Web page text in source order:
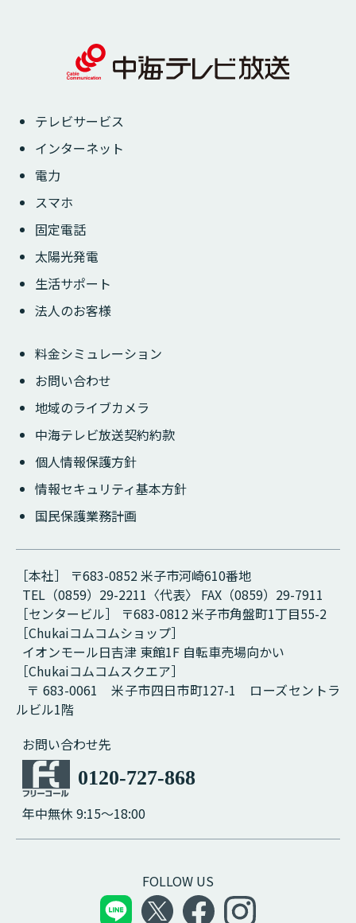
テレビサービス
インターネット
電力
スマホ
固定電話
太陽光発電
生活サポート
法人のお客様
料金シミュレーション
お問い合わせ
地域のライブカメラ
中海テレビ放送契約約款
個人情報保護方針
情報セキュリティ基本方針
国民保護業務計画
［本社］ 〒683-0852 米子市河崎610番地
TEL（0859）29-2211〈代表〉 FAX（0859）29-7911
［センタービル］ 〒683-0812 米子市角盤町1丁目55-2
［Chukaiコムコムショップ］
イオンモール日吉津 東館1F 自転車売場向かい
［Chukaiコムコムスクエア］
〒 683-0061 米子市四日市町127-1 ローズセントラ
ルビル1階
お問い合わせ先
0120-727-868
年中無休 9:15～18:00
FOLLOW US